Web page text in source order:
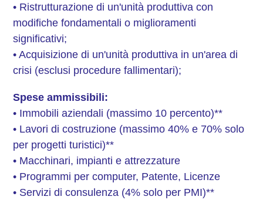
• Ristrutturazione di un'unità produttiva con
modifiche fondamentali o miglioramenti
significativi;
• Acquisizione di un'unità produttiva in un'area di
crisi (esclusi procedure fallimentari);
Spese ammissibili:
• Immobili aziendali (massimo 10 percento)**
• Lavori di costruzione (massimo 40% e 70% solo
per progetti turistici)**
• Macchinari, impianti e attrezzature
• Programmi per computer, Patente, Licenze
• Servizi di consulenza (4% solo per PMI)**